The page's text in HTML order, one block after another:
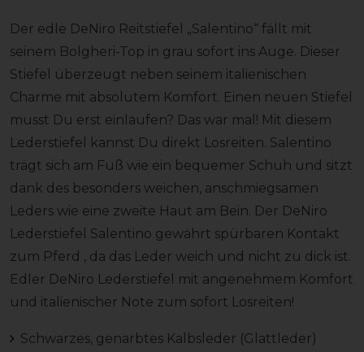
Der edle DeNiro Reitstiefel „Salentino“ fällt mit
seinem Bolgheri-Top in grau sofort ins Auge. Dieser
Stiefel überzeugt neben seinem italienischen
Charme mit absolutem Komfort. Einen neuen Stiefel
musst Du erst einlaufen? Das war mal! Mit diesem
Lederstiefel kannst Du direkt Losreiten. Salentino
trägt sich am Fuß wie ein bequemer Schuh und sitzt
dank des besonders weichen, anschmiegsamen
Leders wie eine zweite Haut am Bein. Der DeNiro
Lederstiefel Salentino gewährt spürbaren Kontakt
zum Pferd , da das Leder weich und nicht zu dick ist.
Edler DeNiro Lederstiefel mit angenehmem Komfort
und italienischer Note zum sofort Losreiten!
Schwarzes, genarbtes Kalbsleder (Glattleder)